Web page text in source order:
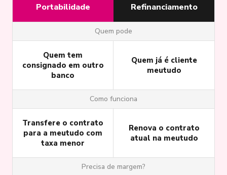
Portabilidade Refinanciamento
Quem pode
Quem tem
consignado em outro
banco
Quem já é cliente
meutudo
Como funciona
Transfere o contrato
para a meutudo com
taxa menor
Renova o contrato
atual na meutudo
Precisa de margem?